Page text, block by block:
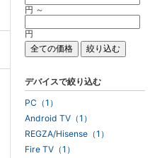
円 ～
円
デバイスで絞り込む
PC（1）
Android TV（1）
REGZA/Hisense（1）
Fire TV（1）